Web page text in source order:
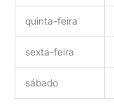
quinta-feira
sexta-feira
sábado